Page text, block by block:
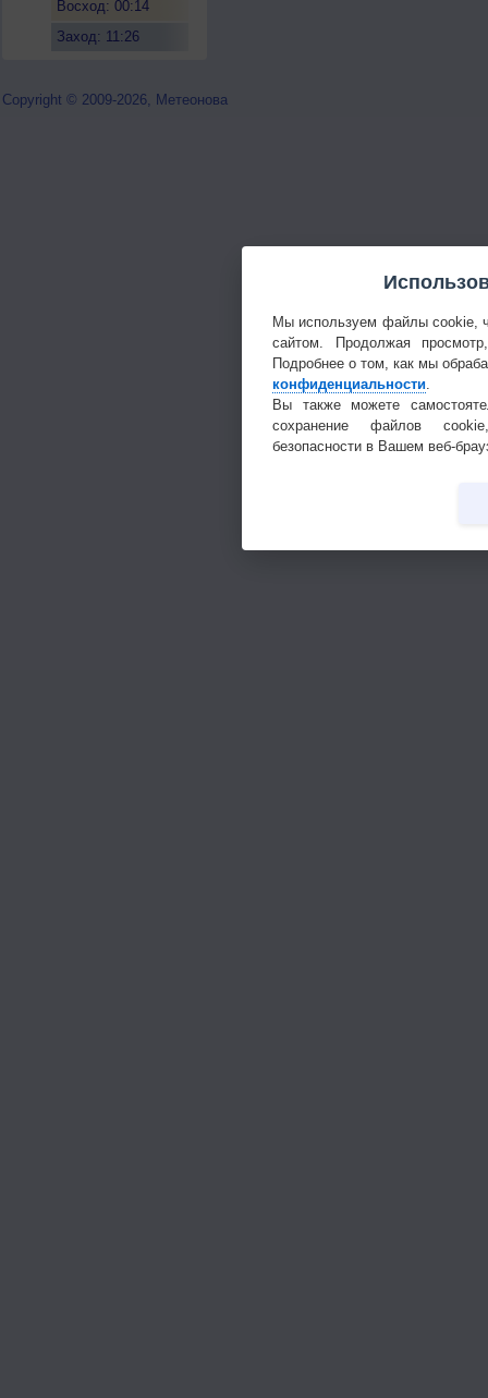
Восход: 00:14
Заход: 11:26
Copyright © 2009-2026, Метеонова
Мы используем файлы cookie,
сайтом. Продолжая
Подробнее о том, как мы
конфиденциальности
Вы также можете
сохранение файлов
безопасности в Вашем веб-